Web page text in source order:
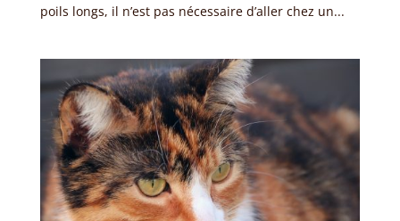
poils longs, il n’est pas nécessaire d’aller chez un...